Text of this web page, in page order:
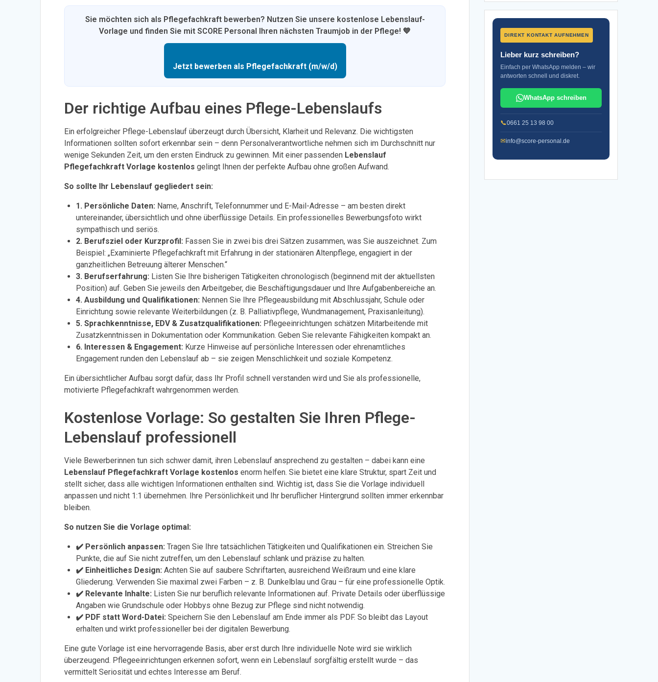
Sie möchten sich als Pflegefachkraft bewerben? Nutzen Sie unsere kostenlose Lebenslauf-
Vorlage und finden Sie mit SCORE Personal Ihren nächsten Traumjob in der Pflege! 💙
Jetzt bewerben als Pflegefachkraft (m/w/d)
Der richtige Aufbau eines Pflege-Lebenslaufs
Ein erfolgreicher Pflege-Lebenslauf überzeugt durch Übersicht, Klarheit und Relevanz. Die wichtigsten
Informationen sollten sofort erkennbar sein – denn Personalverantwortliche nehmen sich im Durchschnitt nur
wenige Sekunden Zeit, um den ersten Eindruck zu gewinnen. Mit einer passenden Lebenslauf
Pflegefachkraft Vorlage kostenlos gelingt Ihnen der perfekte Aufbau ohne großen Aufwand.
So sollte Ihr Lebenslauf gegliedert sein:
1. Persönliche Daten: Name, Anschrift, Telefonnummer und E-Mail-Adresse – am besten direkt
untereinander, übersichtlich und ohne überflüssige Details. Ein professionelles Bewerbungsfoto wirkt
sympathisch und seriös.
2. Berufsziel oder Kurzprofil: Fassen Sie in zwei bis drei Sätzen zusammen, was Sie auszeichnet. Zum
Beispiel: „Examinierte Pflegefachkraft mit Erfahrung in der stationären Altenpflege, engagiert in der
ganzheitlichen Betreuung älterer Menschen.“
3. Berufserfahrung: Listen Sie Ihre bisherigen Tätigkeiten chronologisch (beginnend mit der aktuellsten
Position) auf. Geben Sie jeweils den Arbeitgeber, die Beschäftigungsdauer und Ihre Aufgabenbereiche an.
4. Ausbildung und Qualifikationen: Nennen Sie Ihre Pflegeausbildung mit Abschlussjahr, Schule oder
Einrichtung sowie relevante Weiterbildungen (z. B. Palliativpflege, Wundmanagement, Praxisanleitung).
5. Sprachkenntnisse, EDV & Zusatzqualifikationen: Pflegeeinrichtungen schätzen Mitarbeitende mit
Zusatzkenntnissen in Dokumentation oder Kommunikation. Geben Sie relevante Fähigkeiten kompakt an.
6. Interessen & Engagement: Kurze Hinweise auf persönliche Interessen oder ehrenamtliches
Engagement runden den Lebenslauf ab – sie zeigen Menschlichkeit und soziale Kompetenz.
Ein übersichtlicher Aufbau sorgt dafür, dass Ihr Profil schnell verstanden wird und Sie als professionelle,
motivierte Pflegefachkraft wahrgenommen werden.
Kostenlose Vorlage: So gestalten Sie Ihren Pflege-
Lebenslauf professionell
Viele Bewerberinnen tun sich schwer damit, ihren Lebenslauf ansprechend zu gestalten – dabei kann eine
Lebenslauf Pflegefachkraft Vorlage kostenlos enorm helfen. Sie bietet eine klare Struktur, spart Zeit und
stellt sicher, dass alle wichtigen Informationen enthalten sind. Wichtig ist, dass Sie die Vorlage individuell
anpassen und nicht 1:1 übernehmen. Ihre Persönlichkeit und Ihr beruflicher Hintergrund sollten immer erkennbar
bleiben.
So nutzen Sie die Vorlage optimal:
✔️ Persönlich anpassen: Tragen Sie Ihre tatsächlichen Tätigkeiten und Qualifikationen ein. Streichen Sie
Punkte, die auf Sie nicht zutreffen, um den Lebenslauf schlank und präzise zu halten.
✔️ Einheitliches Design: Achten Sie auf saubere Schriftarten, ausreichend Weißraum und eine klare
Gliederung. Verwenden Sie maximal zwei Farben – z. B. Dunkelblau und Grau – für eine professionelle Optik.
✔️ Relevante Inhalte: Listen Sie nur beruflich relevante Informationen auf. Private Details oder überflüssige
Angaben wie Grundschule oder Hobbys ohne Bezug zur Pflege sind nicht notwendig.
✔️ PDF statt Word-Datei: Speichern Sie den Lebenslauf am Ende immer als PDF. So bleibt das Layout
erhalten und wirkt professioneller bei der digitalen Bewerbung.
Eine gute Vorlage ist eine hervorragende Basis, aber erst durch Ihre individuelle Note wird sie wirklich
überzeugend. Pflegeeinrichtungen erkennen sofort, wenn ein Lebenslauf sorgfältig erstellt wurde – das
vermittelt Seriosität und echtes Interesse am Beruf.
DIREKT KONTAKT AUFNEHMEN
Lieber kurz schreiben?
Einfach per WhatsApp melden – wir
antworten schnell und diskret.
WhatsApp schreiben
📞0661 25 13 98 00
✉info@score-personal.de